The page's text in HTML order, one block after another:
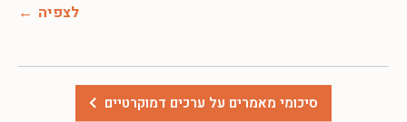
לצפיה
סיכומי מאמרים על ערכים דמוקרטיים